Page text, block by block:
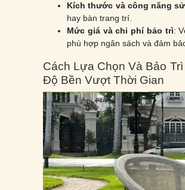
Kích thước và công năng
hay bàn trang trí.
Mức giá và chi phí bảo trì:
phù hợp ngân sách và đảm
Cách Lựa Chọn Và Bảo
Độ Bền Vượt Thời Gian